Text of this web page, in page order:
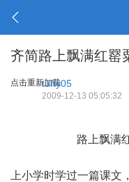
齐简路上飘满红罂
点击重新加载
tuffy05
2009-12-13 05:05:32
路上飘满
上小学时学过一篇课